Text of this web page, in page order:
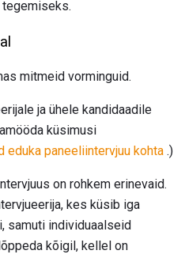
mitmeid vorminguid.
ja ühele kandidaadile
küsimusi
eduka paneeliintervjuu kohta .)
on rohkem erinevaid.
kes küsib iga
samuti individuaalseid
kõigil, kellel on